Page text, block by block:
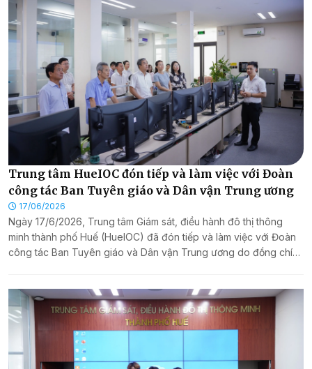
chuyên đề “Ứng dụng AI trong công việc năm 2026”.
Trung tâm HueIOC đón tiếp và làm việc với Đoàn
công tác Ban Tuyên giáo và Dân vận Trung ương
17/06/2026
Ngày 17/6/2026, Trung tâm Giám sát, điều hành đô thị thông
minh thành phố Huế (HueIOC) đã đón tiếp và làm việc với Đoàn
công tác Ban Tuyên giáo và Dân vận Trung ương do đồng chí